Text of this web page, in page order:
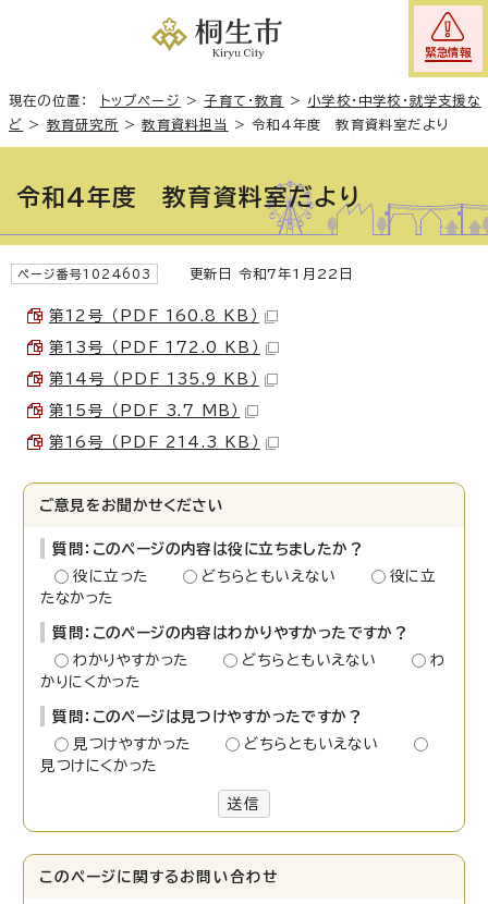
緊急情報
現在の位置： トップページ >子育て・教育 > 小学校・中学校・就学支援な
ど > 教育研究所 >教育資料担当 >令和4年度 教育資料室だより
令和4年度 教育資料室だより
ページ番号1024603 更新日 令和7年1月22日
第12号 （PDF 160.8 KB）
第13号 （PDF 172.0 KB）
第14号 （PDF 135.9 KB）
第15号 （PDF 3.7 MB）
第16号 （PDF 214.3 KB）
ご意見をお聞かせください
質問：このページの内容は役に立ちましたか？
役に立った
どちらともいえない
役に立
たなかった
質問：このページの内容はわかりやすかったですか？
わかりやすかった
どちらともいえない
わ
かりにくかった
質問：このページは見つけやすかったですか？
見つけやすかった
どちらともいえない
見つけにくかった
送信
このページに関する お問い合わせ